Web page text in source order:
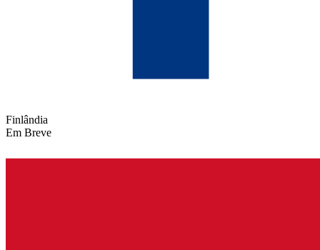
Finlândia
Em Breve